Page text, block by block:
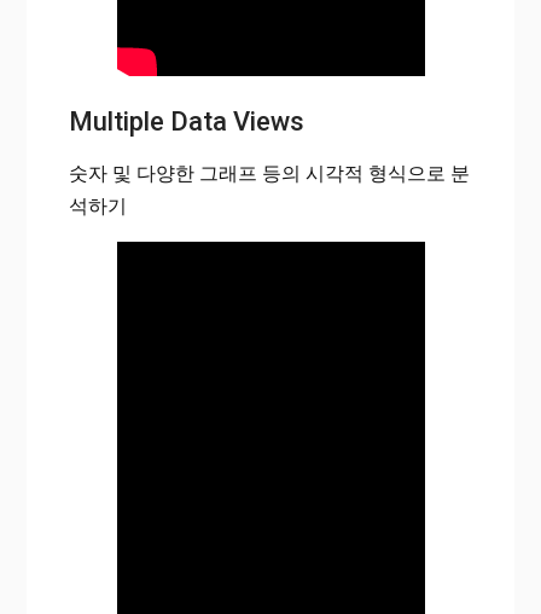
Multiple Data Views
숫자 및 다양한 그래프 등의 시각적 형식으로 분
석하기